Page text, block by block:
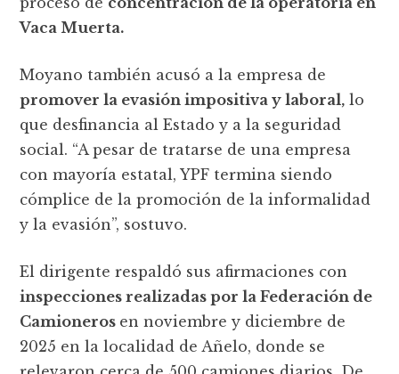
Vaca Muerta.
Moyano también acusó a la empresa de
promover la evasión impositiva y laboral, lo
que desfinancia al Estado y a la seguridad
social. “A pesar de tratarse de una empresa
con mayoría estatal, YPF termina siendo
cómplice de la promoción de la informalidad
y la evasión”, sostuvo.
El dirigente respaldó sus afirmaciones con
inspecciones realizadas por la Federación de
Camioneros en noviembre y diciembre de
2025 en la localidad de Añelo, donde se